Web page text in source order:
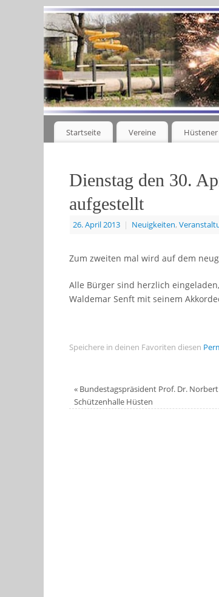
Startseite Vereine
Dienstag den 30.
aufgestellt
26. April 2013 | Neuigkeiten,
Zum zweiten mal wird auf dem
Alle Bürger sind herzlich
Waldemar Senft mit seinem
Speichere in deinen Favoriten diesen
« Bundestagspräsident Prof. Dr.
Schützenhalle Hüsten